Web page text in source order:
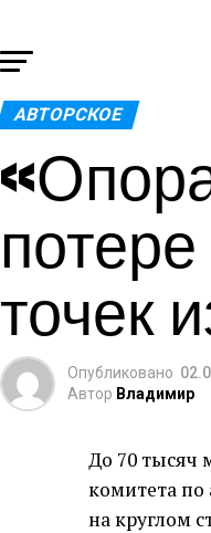
АВТОРСКОЕ
точек
Опубликовано
Автор Владимир
До 70 тысяч
комитета
на круглом